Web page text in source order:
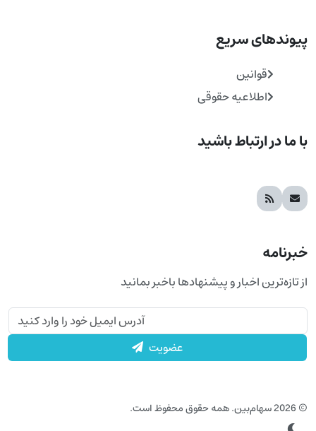
پیوندهای سریع
قوانین
اطلاعیه حقوقی
با ما در ارتباط باشید
خبرنامه
از تازه‌ترین اخبار و پیشنهادها باخبر بمانید
عضویت
© 2026 سهام‌بین. همه حقوق محفوظ است.